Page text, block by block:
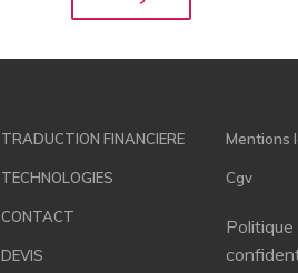
TRADUCTION FINANCIERE
TECHNOLOGIES
CONTACT
DEVIS
Mentions
Cgv
Politique